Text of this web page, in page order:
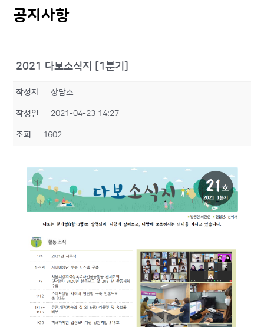
공지사항
2021 다보소식지 [1분기]
작성자 상담소
작성일 2021-04-23 14:27
조회 1602